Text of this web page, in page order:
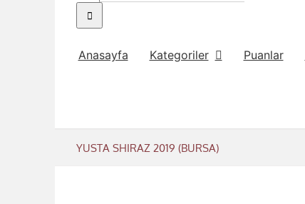
Anasayfa Kategoriler Puanlar
YUSTA SHIRAZ 2019 (BURSA)